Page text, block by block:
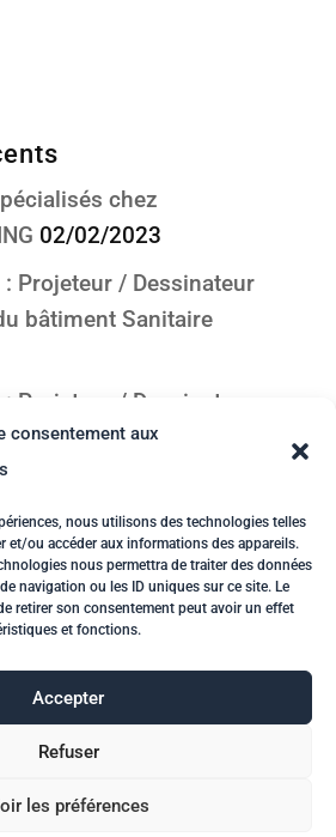
consentement aux
nous utilisons des technologies telles
et/ou accéder aux informations des appareils.
nous permettra de traiter des données
navigation ou les ID uniques sur ce site. Le
retirer son consentement peut avoir un effet
et fonctions.
Accepter
Refuser
les préférences
chez
02/02/2023
: Projeteur / Dessinateur
bâtiment Sanitaire
Projeteur / Dessinateur
bâtiment CVC
: Technicien(ne) en
26/01/2022
le domaine de l’énergie
08/07/2021
EMPLOI